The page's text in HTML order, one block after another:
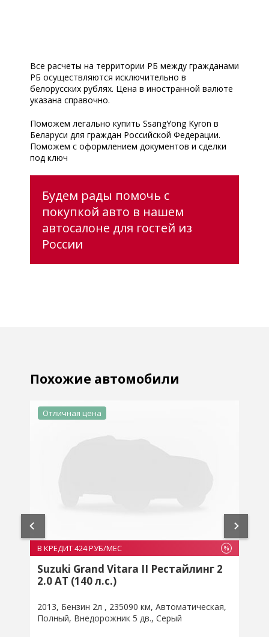
Все расчеты на территории РБ между гражданами
РБ осуществляются исключительно в
белорусских рублях. Цена в иностранной валюте
указана справочно.
Поможем легально купить SsangYong Kyron в
Беларуси для граждан Российской Федерации.
Поможем с оформлением документов и сделки
под ключ
Будем рады помочь с
покупкой авто в нашем
автосалоне для гостей из
России
Похожие автомобили
Отличная цена
В КРЕДИТ 424 РУБ/МЕС %
Suzuki Grand Vitara II Рестайлинг 2
2.0 AT (140 л.с.)
2013 Бензин 2л 235090 км Автоматическая
Полный Внедорожник 5 дв. Серый